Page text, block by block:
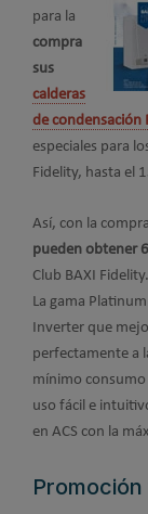
para la
compra
sus
calderas
de condensación
especiales para
Fidelity, hasta el
Así, con la
pueden obtener
Club BAXI Fidelity.
La gama
Inverter que
perfectamente a
mínimo consumo
uso fácil e
en ACS con la